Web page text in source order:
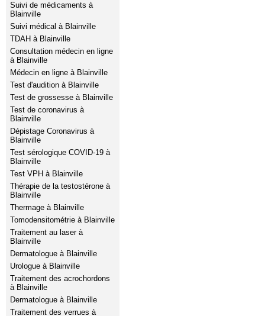
Suivi de médicaments à
Blainville
Suivi médical à Blainville
TDAH à Blainville
Consultation médecin en ligne
à Blainville
Médecin en ligne à Blainville
Test d'audition à Blainville
Test de grossesse à Blainville
Test de coronavirus à
Blainville
Dépistage Coronavirus à
Blainville
Test sérologique COVID-19 à
Blainville
Test VPH à Blainville
Thérapie de la testostérone à
Blainville
Thermage à Blainville
Tomodensitométrie à Blainville
Traitement au laser à
Blainville
Dermatologue à Blainville
Urologue à Blainville
Traitement des acrochordons
à Blainville
Dermatologue à Blainville
Traitement des verrues à